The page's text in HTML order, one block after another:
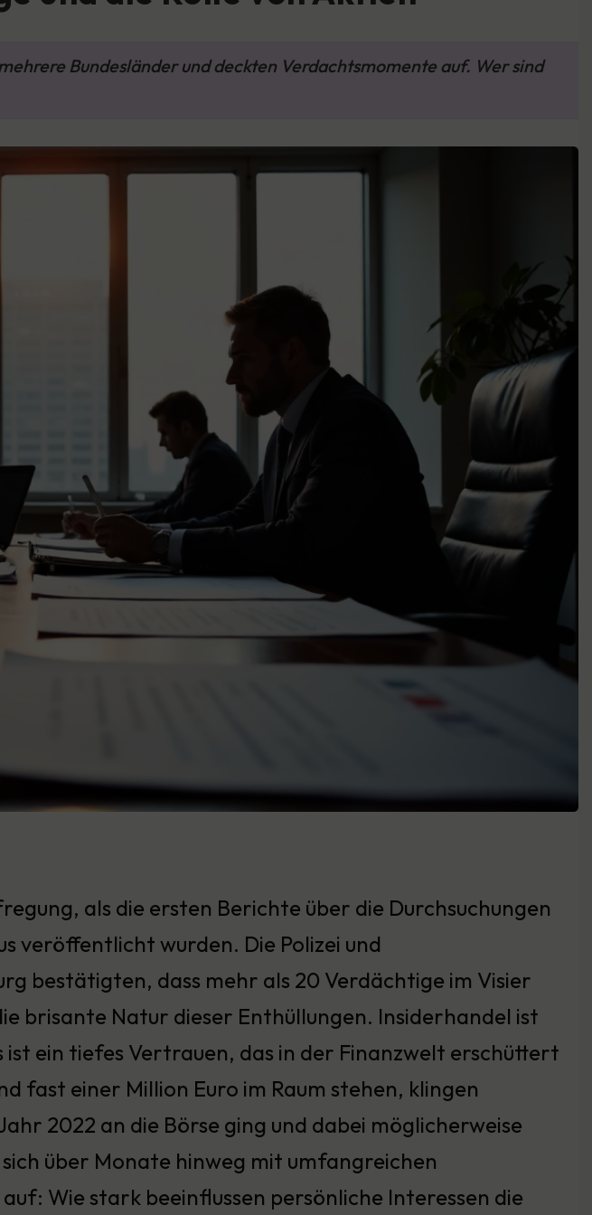
Bundesländer und deckten Verdachtsmomente auf. Wer sind
als die ersten Berichte über die Durchsuchungen
veröffentlicht wurden. Die Polizei und
bestätigten, dass mehr als 20 Verdächtige im Visier
brisante Natur dieser Enthüllungen. Insiderhandel ist
ist ein tiefes Vertrauen, das in der Finanzwelt erschüttert
fast einer Million Euro im Raum stehen, klingen
2022 an die Börse ging und dabei möglicherweise
über Monate hinweg mit umfangreichen
Wie stark beeinflussen persönliche Interessen die